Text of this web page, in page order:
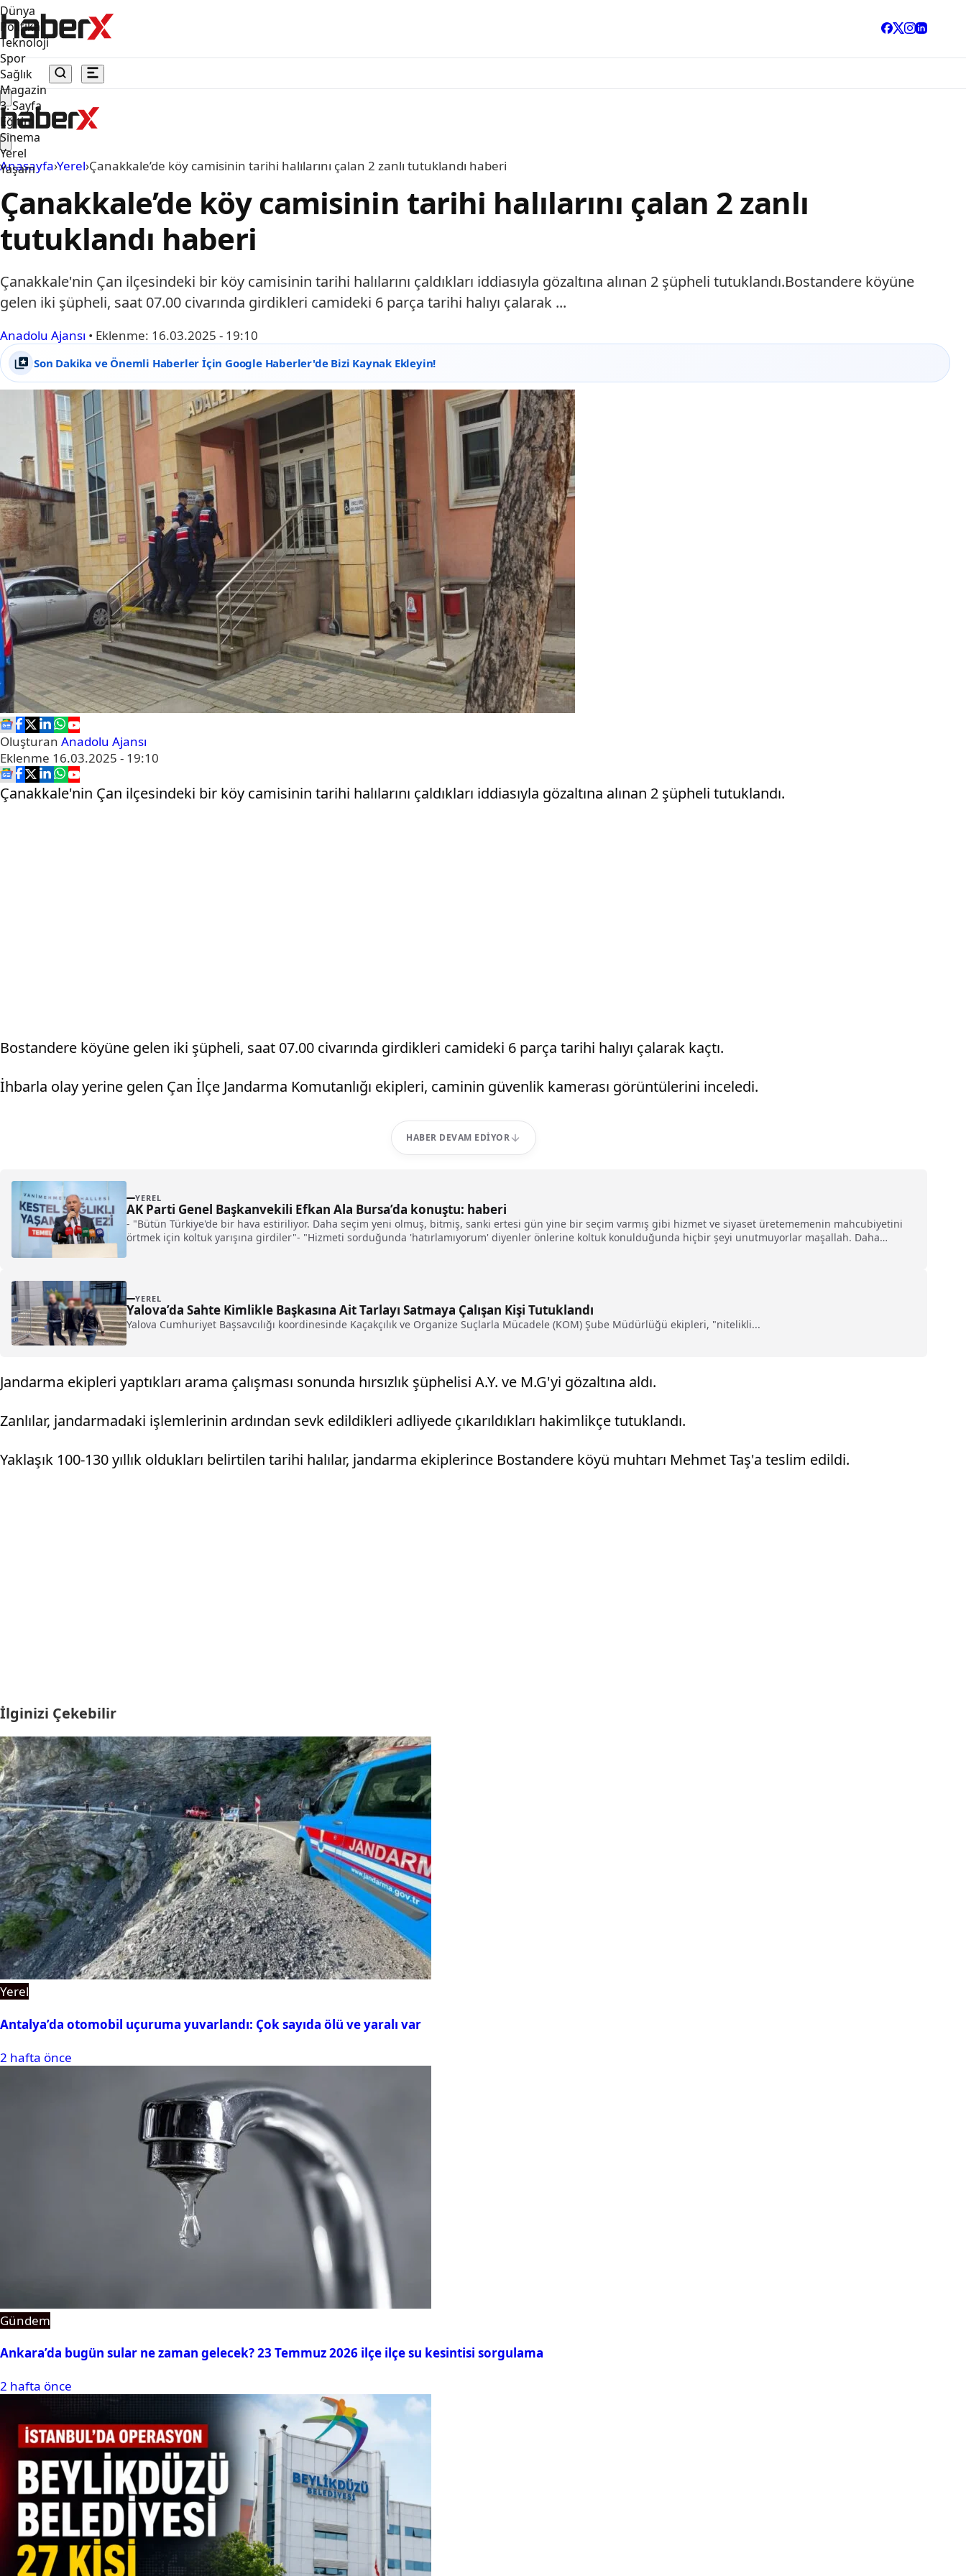
Dünya
Politika
Teknoloji
Spor
Sağlık
Magazin
3. Sayfa
Eğitim
Sinema
Yerel
Yaşam
Anasayfa›Yerel›Çanakkale’de köy camisinin tarihi halılarını çalan 2 zanlı tutuklandı haberi
Çanakkale’de köy camisinin tarihi halılarını çalan 2 zanlı
tutuklandı haberi
Çanakkale'nin Çan ilçesindeki bir köy camisinin tarihi halılarını çaldıkları iddiasıyla gözaltına alınan 2 şüpheli tutuklandı.Bostandere köyüne
gelen iki şüpheli, saat 07.00 civarında girdikleri camideki 6 parça tarihi halıyı çalarak ...
Anadolu Ajansı • Eklenme: 16.03.2025 - 19:10
Son Dakika ve Önemli Haberler İçin Google Haberler'de Bizi Kaynak Ekleyin!
Oluşturan Anadolu Ajansı
Eklenme 16.03.2025 - 19:10
Çanakkale'nin Çan ilçesindeki bir köy camisinin tarihi halılarını çaldıkları iddiasıyla gözaltına alınan 2 şüpheli tutuklandı.
Bostandere köyüne gelen iki şüpheli, saat 07.00 civarında girdikleri camideki 6 parça tarihi halıyı çalarak kaçtı.
İhbarla olay yerine gelen Çan İlçe Jandarma Komutanlığı ekipleri, caminin güvenlik kamerası görüntülerini inceledi.
HABER DEVAM EDIYOR
YEREL
AK Parti Genel Başkanvekili Efkan Ala Bursa’da konuştu: haberi
- "Bütün Türkiye'de bir hava estiriliyor. Daha seçim yeni olmuş, bitmiş, sanki ertesi gün yine bir seçim varmış gibi hizmet ve siyaset üretememenin mahcubiyetini
örtmek için koltuk yarışına girdiler"- "Hizmeti sorduğunda 'hatırlamıyorum' diyenler önlerine koltuk konulduğunda hiçbir şeyi unutmuyorlar maşallah. Daha
YEREL
Yalova’da Sahte Kimlikle Başkasına Ait Tarlayı Satmaya Çalışan Kişi Tutuklandı
Yalova Cumhuriyet Başsavcılığı koordinesinde Kaçakçılık ve Organize Suçlarla Mücadele (KOM) Şube Müdürlüğü ekipleri, "nitelikli...
Jandarma ekipleri yaptıkları arama çalışması sonunda hırsızlık şüphelisi A.Y. ve M.G'yi gözaltına aldı.
Zanlılar, jandarmadaki işlemlerinin ardından sevk edildikleri adliyede çıkarıldıkları hakimlikçe tutuklandı.
Yaklaşık 100-130 yıllık oldukları belirtilen tarihi halılar, jandarma ekiplerince Bostandere köyü muhtarı Mehmet Taş'a teslim edildi.
İlginizi Çekebilir
Yerel
Antalya’da otomobil uçuruma yuvarlandı: Çok sayıda ölü ve yaralı var
2 hafta önce
Gündem
Ankara’da bugün sular ne zaman gelecek? 23 Temmuz 2026 ilçe ilçe su kesintisi sorgulama
2 hafta önce